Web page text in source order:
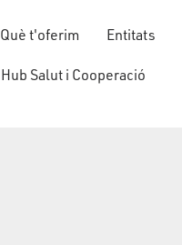
Què t'oferim Entitats
Hub Salut i Cooperació